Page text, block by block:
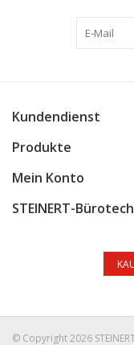
Kundendienst
Produkte
Mein Konto
STEINERT-
© Copyright 2026